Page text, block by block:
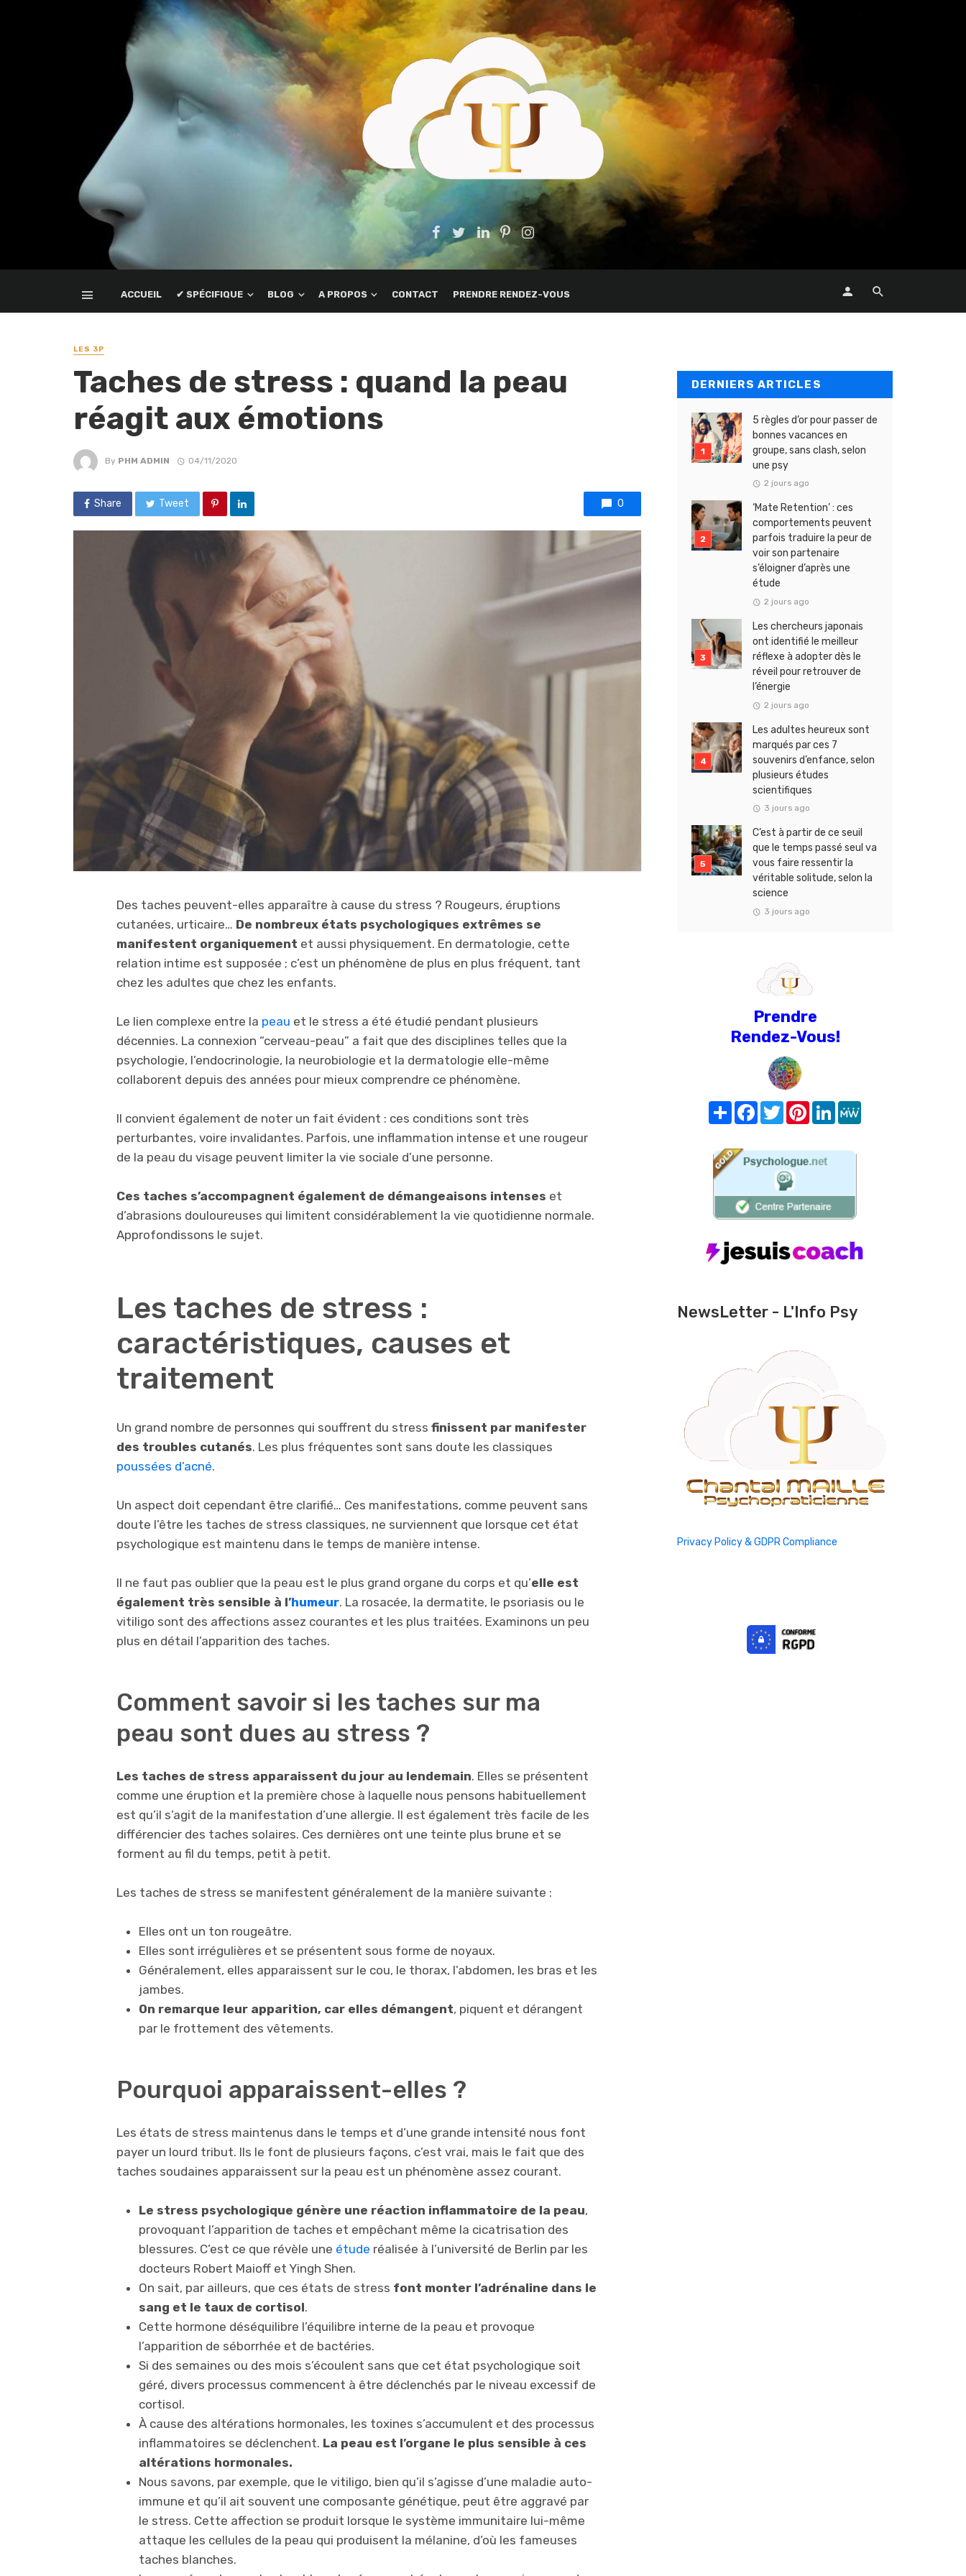
ACCUEIL ✔ SPÉCIFIQUE BLOG A PROPOS CONTACT PRENDRE RENDEZ-VOUS
LES 3P
Taches de stress : quand la peau
réagit aux émotions
By PHM ADMIN 04/11/2020
Share Tweet 0
Des taches peuvent-elles apparaître à cause du stress ? Rougeurs, éruptions
cutanées, urticaire… De nombreux états psychologiques extrêmes se
manifestent organiquement et aussi physiquement. En dermatologie, cette
relation intime est supposée ; c’est un phénomène de plus en plus fréquent, tant
chez les adultes que chez les enfants.
Le lien complexe entre la peau et le stress a été étudié pendant plusieurs
décennies. La connexion “cerveau-peau” a fait que des disciplines telles que la
psychologie, l’endocrinologie, la neurobiologie et la dermatologie elle-même
collaborent depuis des années pour mieux comprendre ce phénomène.
Il convient également de noter un fait évident : ces conditions sont très
perturbantes, voire invalidantes. Parfois, une inflammation intense et une rougeur
de la peau du visage peuvent limiter la vie sociale d’une personne.
Ces taches s’accompagnent également de démangeaisons intenses et
d’abrasions douloureuses qui limitent considérablement la vie quotidienne normale.
Approfondissons le sujet.
Les taches de stress :
caractéristiques, causes et
traitement
Un grand nombre de personnes qui souffrent du stress finissent par manifester
des troubles cutanés. Les plus fréquentes sont sans doute les classiques
poussées d’acné.
Un aspect doit cependant être clarifié… Ces manifestations, comme peuvent sans
doute l’être les taches de stress classiques, ne surviennent que lorsque cet état
psychologique est maintenu dans le temps de manière intense.
Il ne faut pas oublier que la peau est le plus grand organe du corps et qu’elle est
également très sensible à l’humeur. La rosacée, la dermatite, le psoriasis ou le
vitiligo sont des affections assez courantes et les plus traitées. Examinons un peu
plus en détail l’apparition des taches.
Comment savoir si les taches sur ma
peau sont dues au stress ?
Les taches de stress apparaissent du jour au lendemain. Elles se présentent
comme une éruption et la première chose à laquelle nous pensons habituellement
est qu’il s’agit de la manifestation d’une allergie. Il est également très facile de les
différencier des taches solaires. Ces dernières ont une teinte plus brune et se
forment au fil du temps, petit à petit.
Les taches de stress se manifestent généralement de la manière suivante :
Elles ont un ton rougeâtre.
Elles sont irrégulières et se présentent sous forme de noyaux.
Généralement, elles apparaissent sur le cou, le thorax, l’abdomen, les bras et les
jambes.
On remarque leur apparition, car elles démangent, piquent et dérangent
par le frottement des vêtements.
Pourquoi apparaissent-elles ?
Les états de stress maintenus dans le temps et d’une grande intensité nous font
payer un lourd tribut. Ils le font de plusieurs façons, c’est vrai, mais le fait que des
taches soudaines apparaissent sur la peau est un phénomène assez courant.
Le stress psychologique génère une réaction inflammatoire de la peau,
provoquant l’apparition de taches et empêchant même la cicatrisation des
blessures. C’est ce que révèle une étude réalisée à l’université de Berlin par les
docteurs Robert Maioff et Yingh Shen.
On sait, par ailleurs, que ces états de stress font monter l’adrénaline dans le
sang et le taux de cortisol.
Cette hormone déséquilibre l’équilibre interne de la peau et provoque
l’apparition de séborrhée et de bactéries.
Si des semaines ou des mois s’écoulent sans que cet état psychologique soit
géré, divers processus commencent à être déclenchés par le niveau excessif de
cortisol.
À cause des altérations hormonales, les toxines s’accumulent et des processus
inflammatoires se déclenchent. La peau est l’organe le plus sensible à ces
altérations hormonales.
Nous savons, par exemple, que le vitiligo, bien qu’il s’agisse d’une maladie auto-
immune et qu’il ait souvent une composante génétique, peut être aggravé par
le stress. Cette affection se produit lorsque le système immunitaire lui-même
attaque les cellules de la peau qui produisent la mélanine, d’où les fameuses
taches blanches.
DERNIERS ARTICLES
5 règles d’or pour passer de
bonnes vacances en
groupe, sans clash, selon
une psy
2 jours ago
‘Mate Retention’ : ces
comportements peuvent
parfois traduire la peur de
voir son partenaire
s’éloigner d’après une
étude
2 jours ago
Les chercheurs japonais
ont identifié le meilleur
réflexe à adopter dès le
réveil pour retrouver de
l’énergie
2 jours ago
Les adultes heureux sont
marqués par ces 7
souvenirs d’enfance, selon
plusieurs études
scientifiques
3 jours ago
C’est à partir de ce seuil
que le temps passé seul va
vous faire ressentir la
véritable solitude, selon la
science
3 jours ago
Prendre
Rendez-Vous!
Share FacebookTwitterPinterest
LinkedIn
NewsLetter - L'Info Psy
Privacy Policy & GDPR Compliance